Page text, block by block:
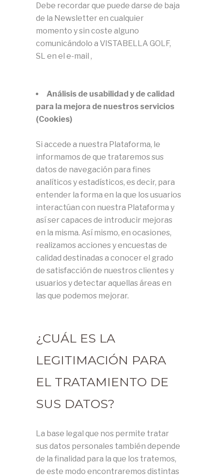
Debe recordar que puede darse de baja
de la Newsletter en cualquier
momento y sin coste alguno
comunicándolo a VISTABELLA GOLF,
SL en el e-mail ,
Análisis de usabilidad y de calidad
para la mejora de nuestros servicios
(Cookies)
Si accede a nuestra Plataforma, le
informamos de que trataremos sus
datos de navegación para fines
analíticos y estadísticos, es decir, para
entender la forma en la que los usuarios
interactúan con nuestra Plataforma y
así ser capaces de introducir mejoras
en la misma. Así mismo, en ocasiones,
realizamos acciones y encuestas de
calidad destinadas a conocer el grado
de satisfacción de nuestros clientes y
usuarios y detectar aquellas áreas en
las que podemos mejorar.
¿CUÁL ES LA
LEGITIMACIÓN PARA
EL TRATAMIENTO DE
SUS DATOS?
La base legal que nos permite tratar
sus datos personales también depende
de la finalidad para la que los tratemos,
de este modo encontraremos distintas